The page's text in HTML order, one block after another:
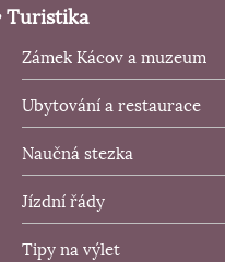
Turistika
Zámek Kácov a muzeum
Ubytování a restaurace
Naučná stezka
Jízdní řády
Tipy na výlet